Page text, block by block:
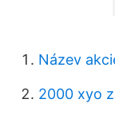
Název
2000 xyo